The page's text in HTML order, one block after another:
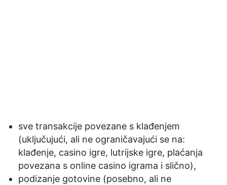
sve transakcije povezane s klađenjem
(uključujući, ali ne ograničavajući se na:
klađenje, casino igre, lutrijske igre, plaćanja
povezana s online casino igrama i slično),
podizanje gotovine (posebno, ali ne